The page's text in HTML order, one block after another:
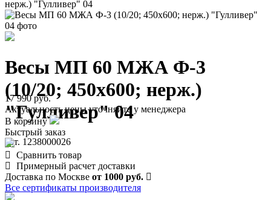
нерж.) "Гулливер" 04
Весы МП 60 МЖА Ф-3
(10/20; 450х600; нерж.)
"Гулливер" 04
арт. 1238000026
17 990 руб.
Актуальность цены уточняйте у менеджера
В корзину
Быстрый заказ
Сравнить товар
Примерный расчет доставки
Доставка по Москве от 1000 руб.
Все сертификаты производителя